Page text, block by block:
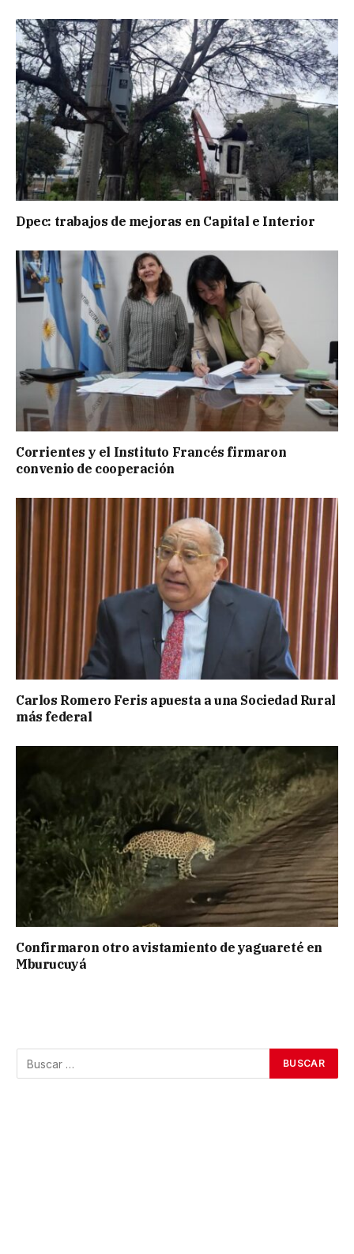
Dpec: trabajos de mejoras en Capital e Interior
Corrientes y el Instituto Francés firmaron
convenio de cooperación
Carlos Romero Feris apuesta a una Sociedad Rural
más federal
Confirmaron otro avistamiento de yaguareté en
Mburucuyá